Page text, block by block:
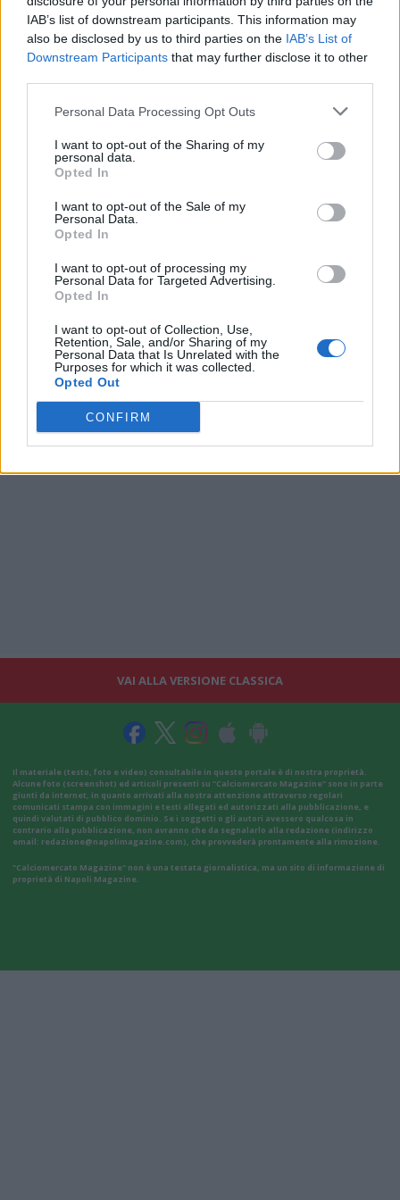
IAB’s list of downstream participants. This information may
also be disclosed by us to third parties on the IAB’s List of
Downstream Participants that may further disclose it to other
Personal Data Processing Opt Outs
I want to opt-out of the Sharing of my
personal data.
Opted In
I want to opt-out of the Sale of my
Personal Data.
Opted In
I want to opt-out of processing my
Personal Data for Targeted Advertising.
Opted In
I want to opt-out of Collection, Use,
Retention, Sale, and/or Sharing of my
Personal Data that Is Unrelated with the
Purposes for which it was collected.
Opted Out
CONFIRM
linee nerazzurre nel finale di stagione. Nel Napoli, invece, le
alternative hanno inciso, Raspadori su tutti, nel momento del
bisogno".
VAI ALLA VERSIONE CLASSICA
Il materiale (testo, foto e video) consultabile in questo portale è di nostra proprietà.
Alcune foto (screenshot) ed articoli presenti su "Calciomercato Magazine" sono in parte
giunti da internet, in quanto arrivati alla nostra attenzione attraverso regolari
comunicati stampa con immagini e testi allegati ed autorizzati alla pubblicazione, e
quindi valutati di pubblico dominio. Se i soggetti o gli autori avessero qualcosa in
contrario alla pubblicazione, non avranno che da segnalarlo alla redazione (indirizzo
email: redazione@napolimagazine.com), che provvederà prontamente alla rimozione.
"Calciomercato Magazine" non è una testata giornalistica, ma un sito di informazione di
proprietà di Napoli Magazine.